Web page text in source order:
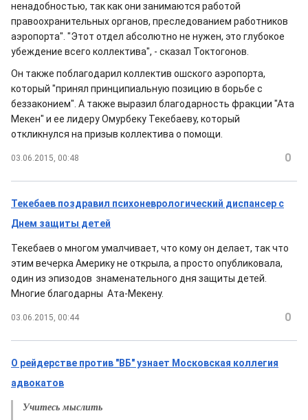
ненадобностью, так как они занимаются работой
правоохранительных органов, преследованием работников
аэропорта". "Этот отдел абсолютно не нужен, это глубокое
убеждение всего коллектива", - сказал Токтогонов.
Он также поблагодарил коллектив ошского аэропорта,
который "принял принципиальную позицию в борьбе с
беззаконием". А также выразил благодарность фракции "Ата
Мекен" и ее лидеру Омурбеку Текебаеву, который
откликнулся на призыв коллектива о помощи.
03.06.2015, 00:48 0
Текебаев поздравил психоневрологический диспансер с
Днем защиты детей
Текебаев о многом умалчивает, что кому он делает, так что
этим вечерка Америку не открыла, а просто опубликовала,
один из эпизодов знаменательного дня защиты детей.
Многие благодарны Ата-Мекену.
03.06.2015, 00:44 0
О рейдерстве против "ВБ" узнает Московская коллегия
адвокатов
Учитесь мыслить